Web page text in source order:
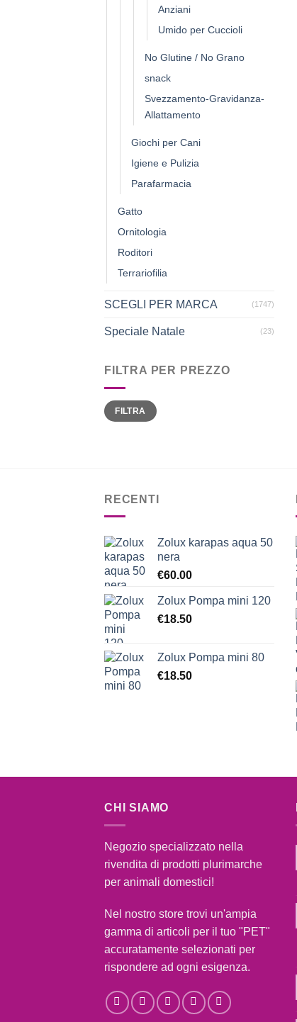
Anziani
Umido per Cuccioli
No Glutine / No Grano
snack
Svezzamento-Gravidanza-
Allattamento
Giochi per Cani
Igiene e Pulizia
Parafarmacia
Gatto
Ornitologia
Roditori
Terrariofilia
SCEGLI PER MARCA (1747)
Speciale Natale (23)
FILTRA PER PREZZO
Prezzo
Min
Prezzo
MaxFILTRA
RECENTI
Zolux karapas aqua 50
nera
€60.00
Zolux Pompa mini 120
€18.50
Zolux Pompa mini 80
€18.50
CHI SIAMO
Negozio specializzato nella
rivendita di prodotti plurimarche
per animali domestici!
Nel nostro store trovi un'ampia
gamma di articoli per il tuo "PET"
accuratamente selezionati per
rispondere ad ogni esigenza.